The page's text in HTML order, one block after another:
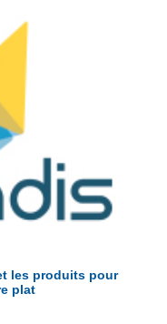
les produits pour
plat